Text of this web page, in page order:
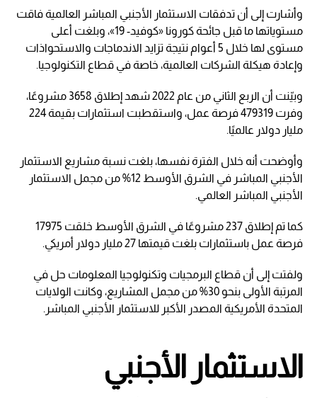
وأشارت إلى أن تدفقات الاستثمار الأجنبي المباشر العالمية فاقت
مستوياتها ما قبل جائحة كورونا «‏‏كوفيد- 19»‏‏، وبلغت أعلى
مستوى لها خلال 5 أعوام نتيجة تزايد الاندماجات والاستحواذات
وإعادة هيكلة الشركات العالمية، خاصة في قطاع التكنولوجيا.
وبيّنت أن الربع الثاني من عام 2022 شهد إطلاق 3658 مشروعًا،
وفرت 479319 فرصة عمل، واستقطبت استثمارات بقيمة 224
مليار دولار عالميًا.
وأوضحت أنه خلال الفترة نفسها، بلغت نسبة مشاريع الاستثمار
الأجنبي المباشر في الشرق الأوسط 12% من مجمل الاستثمار
الأجنبي المباشر العالمي.
كما تم إطلاق 237 مشروعًا في الشرق الأوسط خلقت 17975
فرصة عمل باستثمارات بلغت قيمتها 27 مليار دولار أمريكي.
ولفتت إلى أن قطاع البرمجيات وتكنولوجيا المعلومات حل في
المرتبة الأولى بنحو 30% من مجمل المشاريع، وكانت الولايات
المتحدة الأمريكية المصدر الأكبر للاستثمار الأجنبي المباشر.
الاستثمار الأجنبي